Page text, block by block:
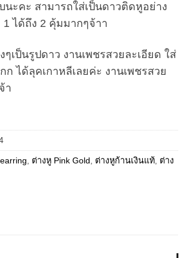
นะคะ สามารถใส่เป็นดาวติดหูอย่าง
1 ได้ถึง 2 คุ้มมากๆจ้าา
เป็นรูปดาว งานเพชรสวยละเอียด ใส่
ได้ลุคเกาหลีเลยค่ะ งานเพชรสวย
า
ต่างหู Pink Gold ต่างหูก้านเงินแท้ ต่าง